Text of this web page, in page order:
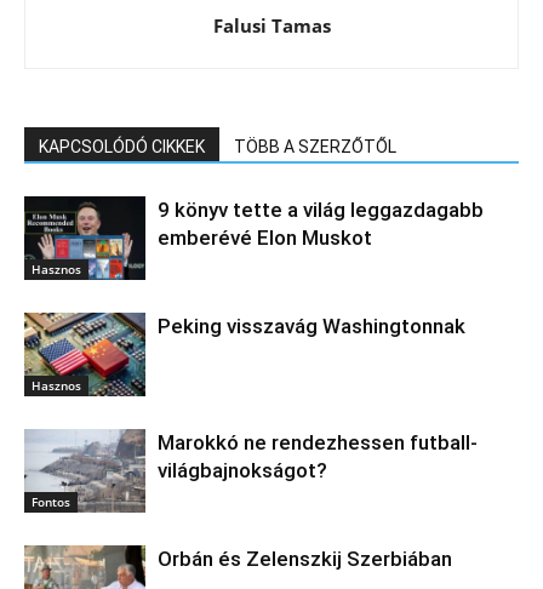
Falusi Tamas
KAPCSOLÓDÓ CIKKEK TÖBB A SZERZŐTŐL
Hasznos
9 könyv tette a világ leggazdagabb
emberévé Elon Muskot
Hasznos
Peking visszavág Washingtonnak
Fontos
Marokkó ne rendezhessen futball-
világbajnokságot?
Orbán és Zelenszkij Szerbiában